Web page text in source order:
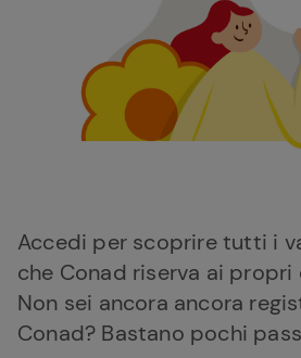
Accedi per scoprire tutti i
che Conad riserva ai
Non sei ancora ancora
Conad? Bastano pochi